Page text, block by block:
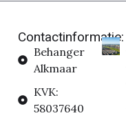
Contactinformatie:
Behanger
Alkmaar
KVK:
58037640